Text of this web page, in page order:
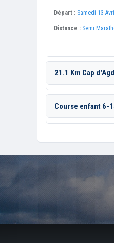
Départ : Samedi 13
Distance : Semi
21.1 Km Cap
Course enfant 6-